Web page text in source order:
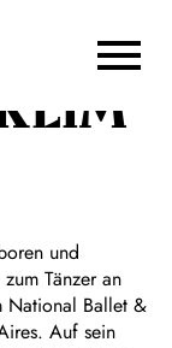
und
Tänzer an
National Ballet &
Auf sein